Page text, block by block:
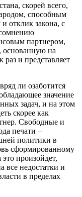
скорей всего,
способным
отклик закона, с
партнером,
основанную на
раз и представляет
ли озаботится
значение
задач, и на этом
скорее как
Свободные и
печати –
политики в
сформированному
произойдет,
все недостатки и
в пределах